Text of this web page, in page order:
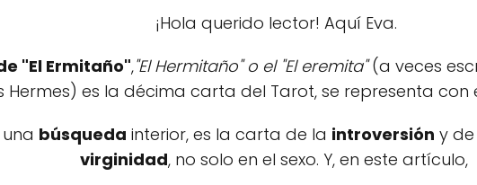
¡Hola querido lector! Aquí Eva.
"El Ermitaño","El Hermitaño" o el "El eremita"(a veces
Hermes) es la décima carta del Tarot, se representa con
una búsqueda interior, es la carta de la introversión y
virginidad, no solo en el sexo. Y, en este artículo,